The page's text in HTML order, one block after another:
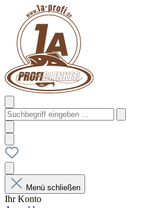
Menü schließen
Ihr Konto